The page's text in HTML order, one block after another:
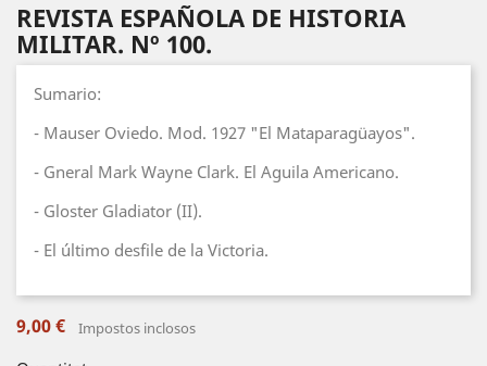
REVISTA ESPAÑOLA DE HISTORIA
MILITAR. Nº 100.
Sumario:
- Mauser Oviedo. Mod. 1927 "El Mataparagüayos".
- Gneral Mark Wayne Clark. El Aguila Americano.
- Gloster Gladiator (II).
- El último desfile de la Victoria.
9,00 € Impostos inclosos